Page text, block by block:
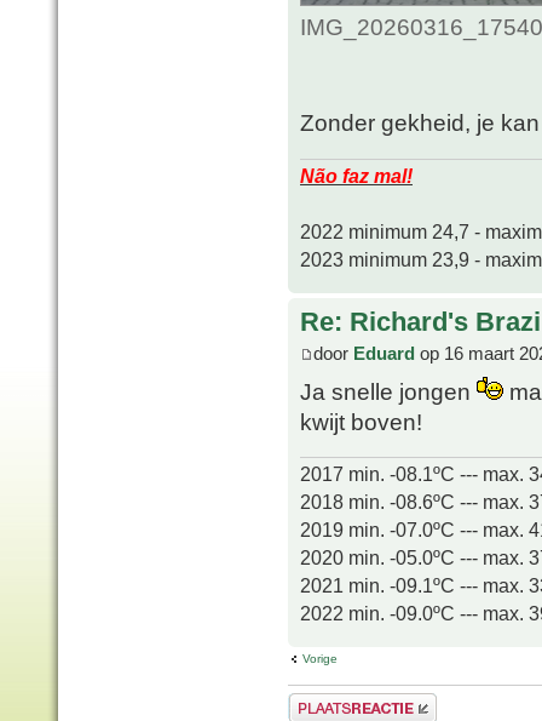
Zonder gekheid, je
Não faz mal!
2022 minimum 24,7 -
2023 minimum 23,9 -
Re: Richard's
door Eduard op 16 maart
Ja snelle jongen
kwijt boven!
2017 min. -08.1ºC --- max.
2018 min. -08.6ºC --- max.
2019 min. -07.0ºC --- max.
2020 min. -05.0ºC --- max.
2021 min. -09.1ºC --- max.
2022 min. -09.0ºC --- max.
Vorige
Plaats een reactie